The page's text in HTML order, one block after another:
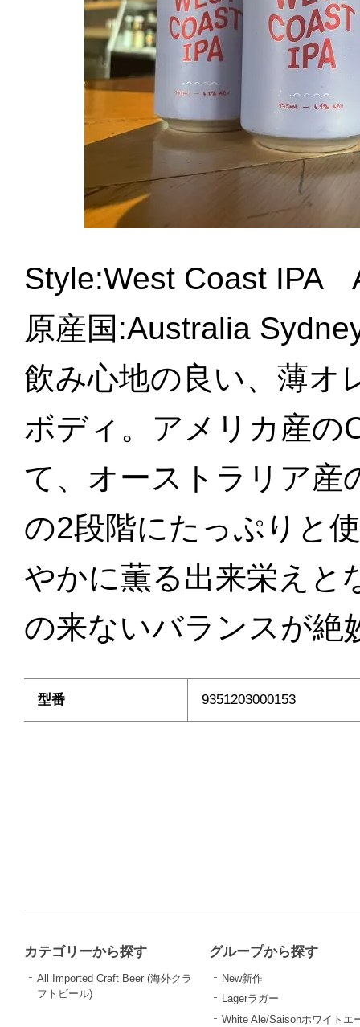
Style:West Coast
原産国:Australia
飲み心地の良い、薄オ
ボディ。アメリカ産の
て、オーストラリア産
の2段階にたっぷりと
やかに薫る出来栄えと
の来ないバランスが絶
型番 9351203000153
カテゴリーから探す
All Imported Craft Beer (海外クラ
フトビール)
グループから探す
New新作
Lagerラガー
White Ale/Saisonホワイトエ